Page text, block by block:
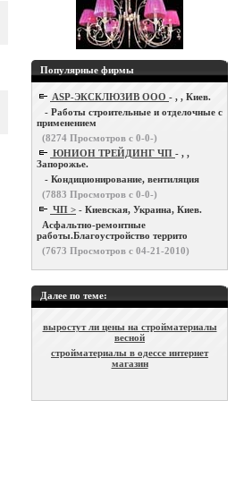
Популярные фирмы
ASP-ЭКСКЛЮЗИВ ООО - , , Киев.
- Работы строительные и отделочные с
применением
(8274 Просмотров с 0-0-)
ЮНИОН ТРЕЙДИНГ ЧП - , ,
Запорожье.
- Кондиционирование, вентиляция
(7883 Просмотров с 0-0-)
ЧП > - Киевская, Украина, Киев.
Асфальтно-ремонтные
работы.Благоустройство террито
(7673 Просмотров с 04-21-2010)
Далее по теме:
выростут ли цены на стройматериалы
весной
стройматериалы в одессе интернет
магазин